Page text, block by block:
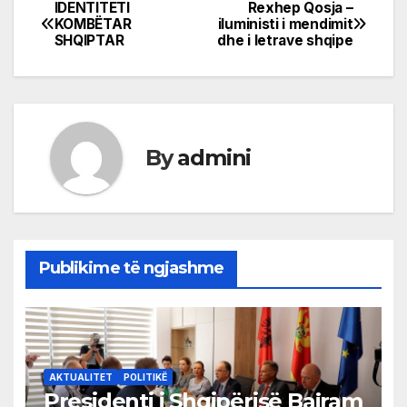
Post
navigation
Rexhep Qosja –
iluministi i mendimit
dhe i letrave shqipe
IDENTITETI
KOMBËTAR
SHQIPTAR
Byadmini
Publikime të ngjashme
AKTUALITET POLITIKË
Presidenti i Shqipërisë Bajram